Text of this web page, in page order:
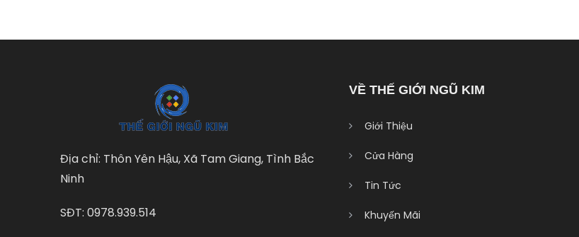
Địa chỉ: Thôn Yên Hậu, Xã Tam Giang, Tình Bắc
Ninh
SĐT: 0978.939.514
VỀ THẾ GIỚI NGŨ KIM
Giới Thiệu
Cửa Hàng
Tin Tức
Khuyến Mãi